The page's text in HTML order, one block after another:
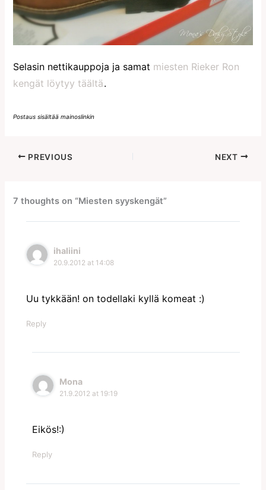
Selasin nettikauppoja ja samat miesten Rieker Ron
kengät löytyy täältä.
Postaus sisältää mainoslinkin
PREVIOUS NEXT
7 thoughts on “Miesten syyskengät”
ihaliini
20.9.2012 at 14:08
Uu tykkään! on todellaki kyllä komeat :)
Reply
Mona
21.9.2012 at 19:19
Eikös!:)
Reply